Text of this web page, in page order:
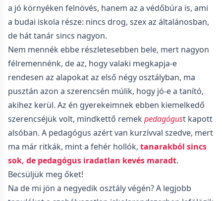
a jó környéken felnövés, hanem az a védőbúra is, ami
a budai iskola része: nincs drog, szex az általánosban,
de hát tanár sincs nagyon.
Nem mennék ebbe részletesebben bele, mert nagyon
félremennénk, de az, hogy valaki megkapja-e
rendesen az alapokat az első négy osztályban, ma
pusztán azon a szerencsén múlik, hogy jó-e a tanító,
akihez kerül. Az én gyerekeimnek ebben kiemelkedő
szerencséjük volt, mindkettő remekpedagógust kapott
alsóban. A pedagógus azért van kurzívval szedve, mert
ma már ritkák, mint a fehér hollók, tanarakból sincs
sok, de pedagógus iradatlan kevés maradt.
Becsüljük meg őket!
Na de mi jön a negyedik osztály végén? A legjobb